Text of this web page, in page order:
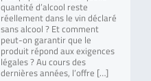
quantité d’alcool reste
réellement dans le vin déclaré
sans alcool ? Et comment
peut-on garantir que le
produit répond aux exigences
légales ? Au cours des
dernières années, l’offre […]